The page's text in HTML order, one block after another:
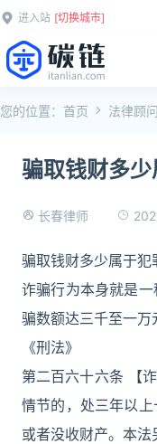
进入站 [切换城市]
您的位置： 首页 法律顾问
骗取钱财多
长春律师
骗取钱财多少属于犯
诈骗行为本身就是
骗数额达三千至一万
《刑法》
第二百六十六条 【
情节的，处三年以
或者没收财产。本法